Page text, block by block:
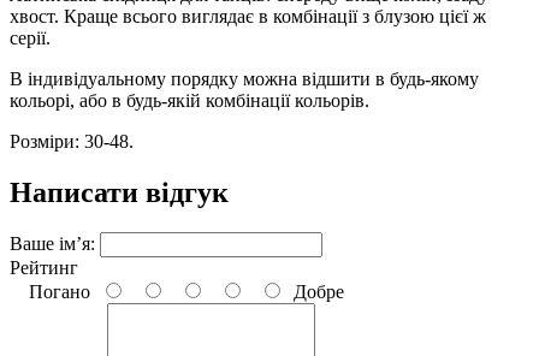
хвост. Краще всього виглядає в комбінації з блузою цієї ж
серії.
В індивідуальному порядку можна відшити в будь-якому
кольорі, або в будь-якій комбінації кольорів.
Розміри: 30-48.
Написати відгук
Ваше ім’я:
Рейтинг
Погано
Добре